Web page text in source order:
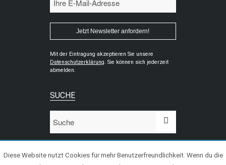
Mit der Eintragung akzeptieren Sie unsere
Datenschutzerklärung. Sie können sich jederzeit
abmelden.
SUCHE
Diese Website nutzt Cookies für mehr Benutzerfreundlichkeit. Wenn du die